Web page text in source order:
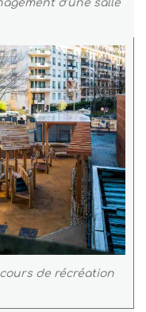
d’une salle
de récréation